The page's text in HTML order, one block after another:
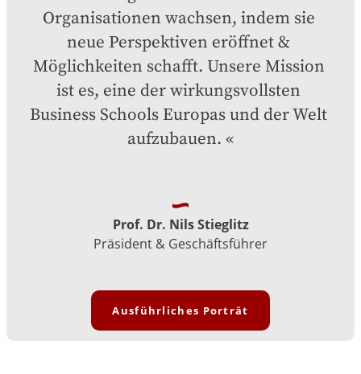
Organisationen wachsen, indem sie
neue Perspektiven eröffnet &
Möglichkeiten schafft. Unsere Mission
ist es, eine der wirkungsvollsten
Business Schools Europas und der Welt
aufzubauen.
Prof. Dr. Nils Stieglitz
Präsident & Geschäftsführer
Ausführliches Porträt